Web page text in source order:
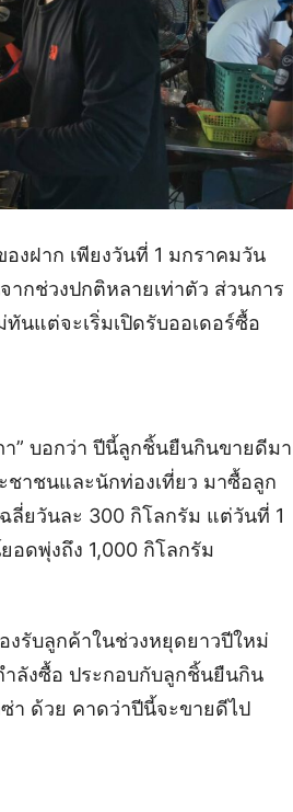
งฝาก เพียงวันที่ 1 มกราคมวัน
ากช่วงปกติหลายเท่าตัว ส่วนการ
นแต่จะเริ่มเปิดรับออเดอร์ซื้อ
” บอกว่า ปีนี้ลูกชิ้นยืนกินขายดีมา
ชาชนและนักท่องเที่ยว มาซื้อลูก
ลี่ยวันละ 300 กิโลกรัม แต่วันที่ 1
อดพุ่งถึง 1,000 กิโลกรัม
งรับลูกค้าในช่วงหยุดยาวปีใหม่
ำลังซื้อ ประกอบกับลูกชิ้นยืนกิน
ด้วย คาดว่าปีนี้จะขายดีไป